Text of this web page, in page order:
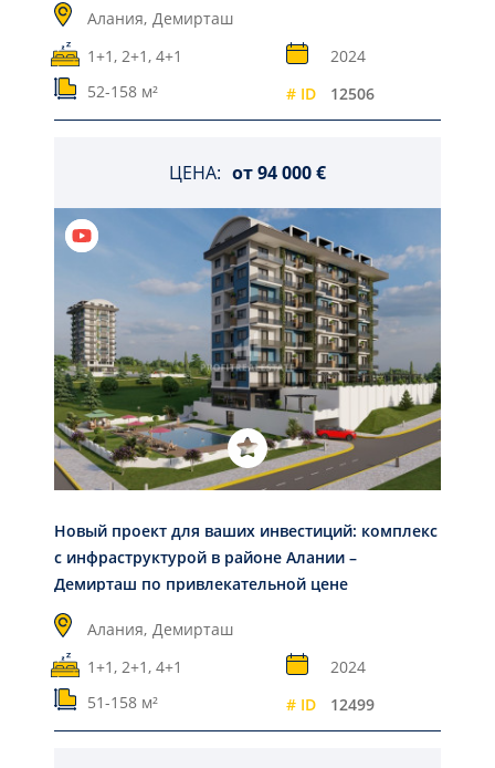
Алания, Демирташ
1+1, 2+1, 4+1
2024
52-158 м²
# ID 12506
ЦЕНА: от94 000 €
Новый проект для ваших инвестиций: комплекс
с инфраструктурой в районе Алании –
Демирташ по привлекательной цене
Алания, Демирташ
1+1, 2+1, 4+1
2024
51-158 м²
# ID 12499